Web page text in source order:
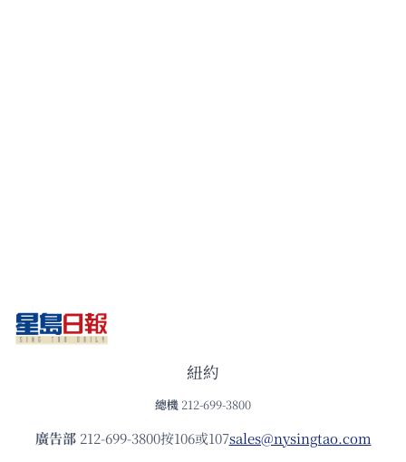
紐約
總機 212-699-3800
廣告部212-699-3800按106或107sales@nysingtao.com